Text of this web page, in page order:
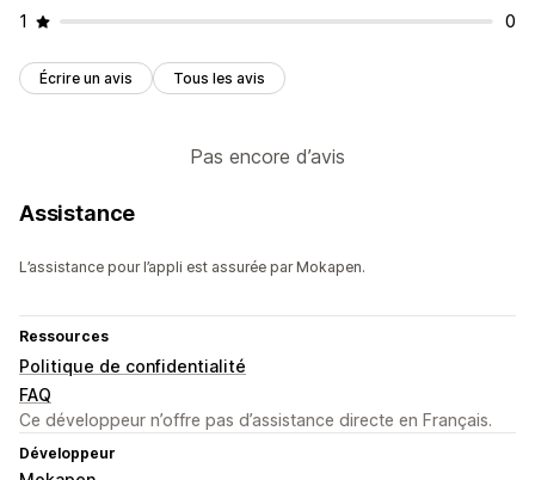
1
0
Écrire un avis Tous les avis
Pas encore d’avis
Assistance
L’assistance pour l’appli est assurée par Mokapen.
Ressources
Politique de confidentialité
FAQ
Ce développeur n’offre pas d’assistance directe en Français.
Développeur